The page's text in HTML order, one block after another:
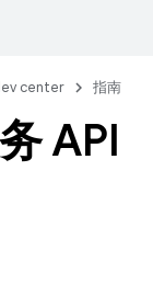
center 指南
API